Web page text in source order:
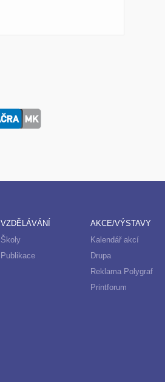
VZDĚLÁVÁNÍ
Školy
Publikace
AKCE/VÝSTAVY
Kalendář akcí
Drupa
Reklama Polygraf
Printforum